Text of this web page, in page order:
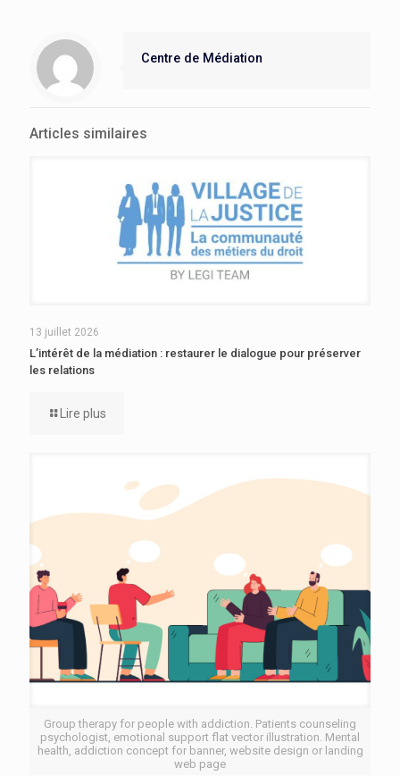
Centre de Médiation
Articles similaires
13 juillet 2026
L’intérêt de la médiation : restaurer le dialogue pour préserver
les relations
Lire plus
Group therapy for people with addiction. Patients counseling
psychologist, emotional support flat vector illustration. Mental
health, addiction concept for banner, website design or landing
web page